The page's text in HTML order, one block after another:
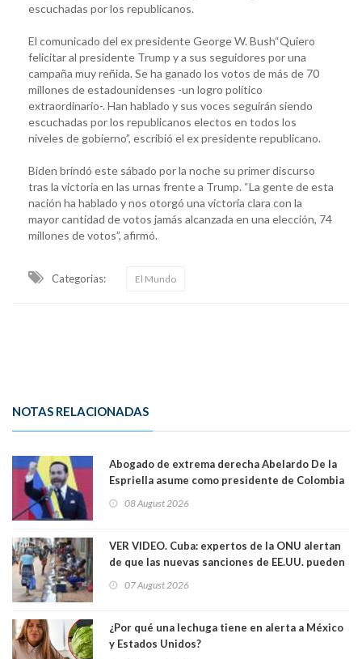
escuchadas por los republicanos.
El comunicado del ex presidente George W. Bush“Quiero
felicitar al presidente Trump y a sus seguidores por una
campaña muy reñida. Se ha ganado los votos de más de 70
millones de estadounidenses -un logro político
extraordinario-. Han hablado y sus voces seguirán siendo
escuchadas por los republicanos electos en todos los
niveles de gobierno”, escribió el ex presidente republicano.
Biden brindó este sábado por la noche su primer discurso
tras la victoria en las urnas frente a Trump. “La gente de esta
nación ha hablado y nos otorgó una victoria clara con la
mayor cantidad de votos jamás alcanzada en una elección, 74
millones de votos”, afirmó.
Categorias: El Mundo
NOTAS RELACIONADAS
Abogado de extrema derecha Abelardo De la
Espriella asume como presidente de Colombia
08 August 2026
VER VIDEO. Cuba: expertos de la ONU alertan
de que las nuevas sanciones de EE.UU. pueden
07 August 2026
¿Por qué una lechuga tiene en alerta a México
y Estados Unidos?